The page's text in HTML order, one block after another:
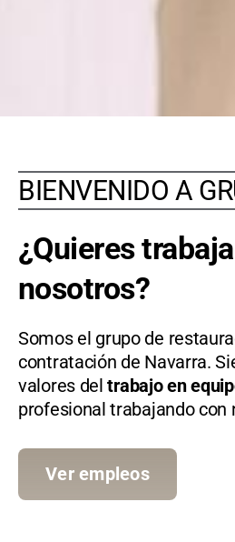
BIENVENIDO A
¿Quieres
nosotros?
Somos el grupo de
contratación de Navarra.
valores deltrabajo en
profesional trabajando con
Ver empleos